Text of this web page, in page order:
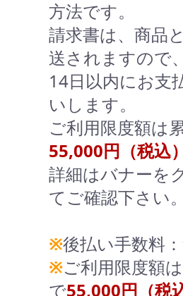
方法です。
請求書は、商品
送されますので
14日以内にお支
いします。
ご利用限度額は
55,000円（税込）
詳細はバナーを
てご確認下さい。
※後払い手数料
※ご利用限度額
で55,000円（税